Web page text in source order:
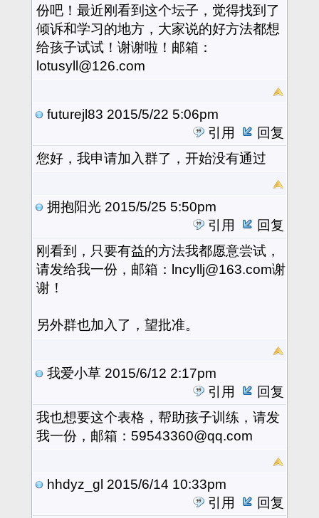
份吧！最近刚看到这个坛子，觉得找到了
倾诉和学习的地方，大家说的好方法都想
给孩子试试！谢谢啦！邮箱：
lotusyll@126.com
futurejl83 2015/5/22 5:06pm
引用
回复
您好，我申请加入群了，开始没有通过
拥抱阳光 2015/5/25 5:50pm
引用
回复
刚看到，只要有益的方法我都愿意尝试，
请发给我一份，邮箱：lncyllj@163.com谢
谢！
另外群也加入了，望批准。
我爱小草 2015/6/12 2:17pm
引用
回复
我也想要这个表格，帮助孩子训练，请发
我一份，邮箱：59543360@qq.com
hhdyz_gl 2015/6/14 10:33pm
引用
回复